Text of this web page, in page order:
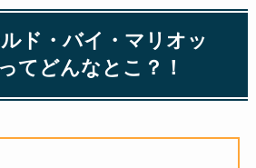
ド・バイ・マリオッ
てどんなとこ？！